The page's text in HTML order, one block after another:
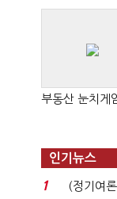
판 확산
부동산 눈치게
인기뉴스
1
(정기여